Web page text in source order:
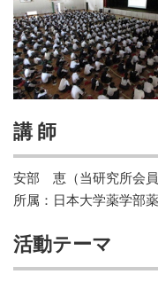
講 師
安部 恵（当研究所会員
所属：日本大学薬学部
活動テーマ